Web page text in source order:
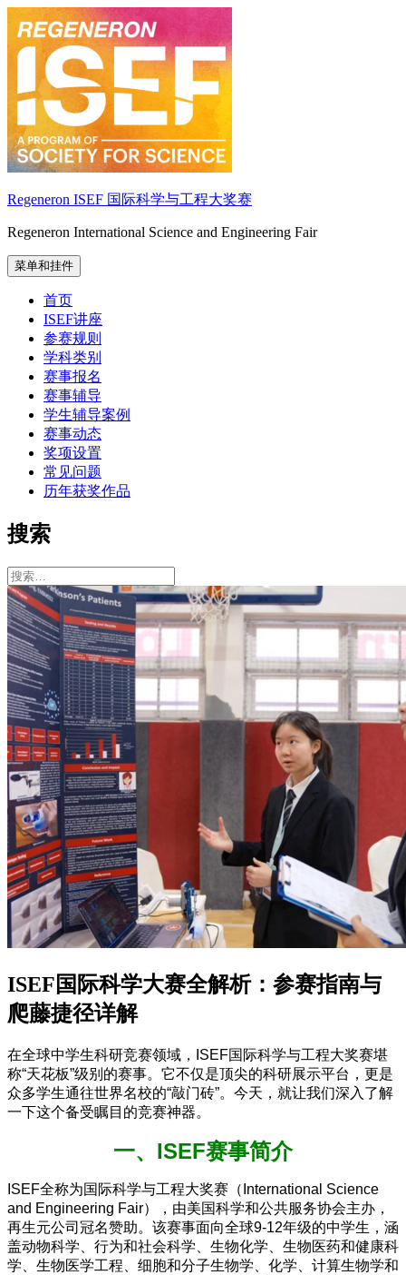
至
内
Regeneron ISEF 国际科学与工程大奖赛
Regeneron International Science and Engineering Fair
菜单和挂件
首页
ISEF讲座
参赛规则
学科类别
赛事报名
赛事辅导
学生辅导案例
赛事动态
奖项设置
常见问题
历年获奖作品
搜索
搜
索：
ISEF国际科学大赛全解析：参赛指南与
爬藤捷径详解
在全球中学生科研竞赛领域，ISEF国际科学与工程大奖赛堪
称“天花板”级别的赛事。它不仅是顶尖的科研展示平台，更是
众多学生通往世界名校的“敲门砖”。今天，就让我们深入了解
一下这个备受瞩目的竞赛神器。
一、ISEF赛事简介
ISEF全称为国际科学与工程大奖赛（International Science
and Engineering Fair），由美国科学和公共服务协会主办，
再生元公司冠名赞助。该赛事面向全球9-12年级的中学生，涵
盖动物科学、行为和社会科学、生物化学、生物医药和健康科
学、生物医学工程、细胞和分子生物学、化学、计算生物学和